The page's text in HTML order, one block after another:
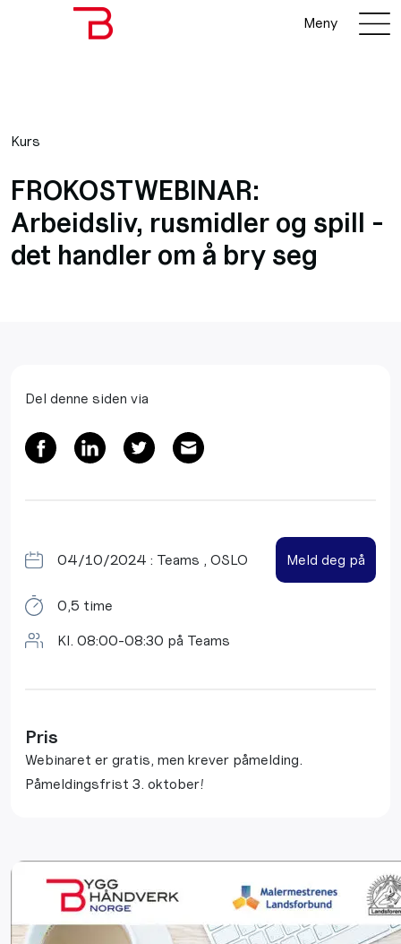
Meny
Kurs
FROKOSTWEBINAR:
Arbeidsliv, rusmidler og spill -
det handler om å bry seg
Del denne siden via
04/10/2024 : Teams , OSLO Meld deg på
0,5 time
Kl. 08:00-08:30 på Teams
Pris
Webinaret er gratis, men krever påmelding.
Påmeldingsfrist 3. oktober!